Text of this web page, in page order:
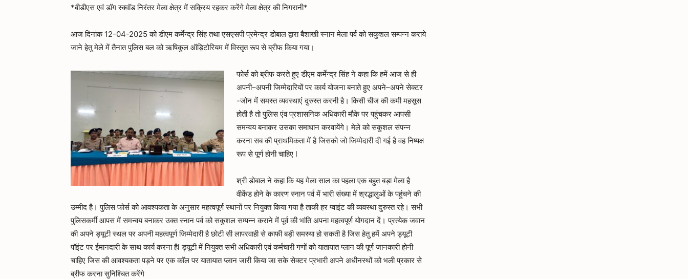
*बीडीएस एवं डॉग स्क्वॉड निरंतर मेला क्षेत्र में सक्रिय रहकर करेंगे मेला क्षेत्र की निगरानी*
आज दिनांक 12-04-2025 को डीएम कर्मेन्द्र सिंह तथा एसएसपी प्रमेन्द्र डोबाल द्वारा बैशाखी स्नान मेला पर्व को सकुशल सम्पन्न कराये
जाने हेतु मेले में तैनात पुलिस बल को ऋषिकुल ऑड़िटोरियम में विस्तृत रूप से ब्रीफ किया गया।
फोर्स को ब्रीफ करते हुए डीएम कर्मेन्द्र सिंह ने कहा कि हमें आज से ही
अपनी–अपनी जिम्मेदारियों पर कार्य योजना बनाते हुए अपने–अपने सेक्टर
-जोन में समस्त व्यवस्थाएं दुरुस्त करनी है। किसी चीज की कमी महसूस
होती है तो पुलिस एंव प्रशासनिक अधिकारी मौके पर पहुंचकर आपसी
समन्वय बनाकर उसका समाधान करवायेंगे। मेले को सकुशल संपन्न
करना सब की प्राथमिकता में है जिसको जो जिम्मेदारी दी गई है वह निष्पक्ष
रूप से पूर्ण होनी चाहिए l
श्री डोबाल ने कहा कि यह मेला साल का पहला एक बहुत बड़ा मेला है
वीकेंड होने के कारण स्नान पर्व में भारी संख्या में श्रद्धालुओं के पहुंचने की
उम्मीद है। पुलिस फोर्स को आवश्यकता के अनुसार महत्वपूर्ण स्थानों पर नियुक्त किया गया है ताकी हर प्वाइंट की व्यवस्था दुरुस्त रहे। सभी
पुलिसकर्मी आपस में समन्वय बनाकर उक्त स्नान पर्व को सकुशल सम्पन्न कराने में पूर्व की भांति अपना महत्वपूर्ण योगदान दें। प्रत्येक जवान
की अपने ड्यूटी स्थल पर अपनी महत्वपूर्ण जिम्मेदारी है छोटी सी लापरवाही से काफी बड़ी समस्या हो सकती है जिस हेतु हमें अपने ड्यूटी
पॉइंट पर ईमानदारी के साथ कार्य करना हैl ड्यूटी में नियुक्त सभी अधिकारी एवं कर्मचारी गणों को यातायात प्लान की पूर्ण जानकारी होनी
चाहिए जिस की आवश्यकता पड़ने पर एक कॉल पर यातायात प्लान जारी किया जा सके सेक्टर प्रभारी अपने अधीनस्थों को भली प्रकार से
ब्रीफ करना सुनिश्चित करेंगे